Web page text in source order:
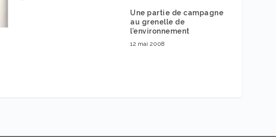
Une partie de campagne
au grenelle de
l’environnement
12 mai 2008